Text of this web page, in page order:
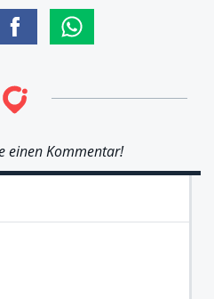
einen Kommentar!